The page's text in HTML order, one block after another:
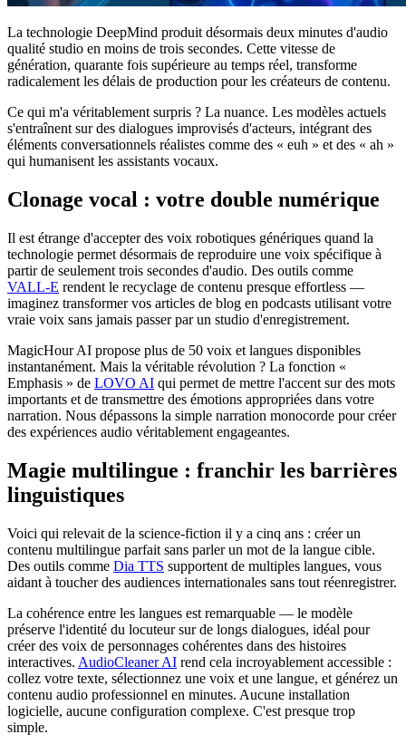
La technologie DeepMind produit désormais deux minutes d'audio
qualité studio en moins de trois secondes. Cette vitesse de
génération, quarante fois supérieure au temps réel, transforme
radicalement les délais de production pour les créateurs de contenu.
Ce qui m'a véritablement surpris ? La nuance. Les modèles actuels
s'entraînent sur des dialogues improvisés d'acteurs, intégrant des
éléments conversationnels réalistes comme des « euh » et des « ah »
qui humanisent les assistants vocaux.
Clonage vocal : votre double numérique
Il est étrange d'accepter des voix robotiques génériques quand la
technologie permet désormais de reproduire une voix spécifique à
partir de seulement trois secondes d'audio. Des outils comme
VALL-E rendent le recyclage de contenu presque effortless —
imaginez transformer vos articles de blog en podcasts utilisant votre
vraie voix sans jamais passer par un studio d'enregistrement.
MagicHour AI propose plus de 50 voix et langues disponibles
instantanément. Mais la véritable révolution ? La fonction «
Emphasis » de LOVO AI qui permet de mettre l'accent sur des mots
importants et de transmettre des émotions appropriées dans votre
narration. Nous dépassons la simple narration monocorde pour créer
des expériences audio véritablement engageantes.
Magie multilingue : franchir les barrières
linguistiques
Voici qui relevait de la science-fiction il y a cinq ans : créer un
contenu multilingue parfait sans parler un mot de la langue cible.
Des outils comme Dia TTS supportent de multiples langues, vous
aidant à toucher des audiences internationales sans tout réenregistrer.
La cohérence entre les langues est remarquable — le modèle
préserve l'identité du locuteur sur de longs dialogues, idéal pour
créer des voix de personnages cohérentes dans des histoires
interactives. AudioCleaner AI rend cela incroyablement accessible :
collez votre texte, sélectionnez une voix et une langue, et générez un
contenu audio professionnel en minutes. Aucune installation
logicielle, aucune configuration complexe. C'est presque trop
simple.